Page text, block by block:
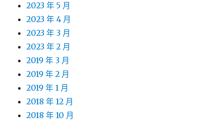
2023 年 5 月
2023 年 4 月
2023 年 3 月
2023 年 2 月
2019 年 3 月
2019 年 2 月
2019 年 1 月
2018 年 12 月
2018 年 10 月